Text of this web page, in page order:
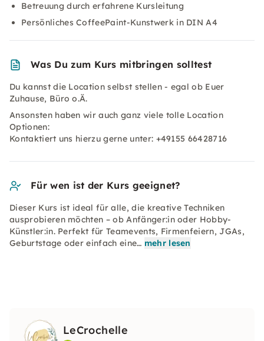
Betreuung durch erfahrene Kursleitung
Persönliches CoffeePaint-Kunstwerk in DIN A4
Was Du zum Kurs mitbringen solltest
Du kannst die Location selbst stellen - egal ob Euer
Zuhause, Büro o.Ä.
Ansonsten haben wir auch ganz viele tolle Location
Optionen:
Kontaktiert uns hierzu gerne unter: +49155 66428716
Für wen ist der Kurs geeignet?
Dieser Kurs ist ideal für alle, die kreative Techniken
ausprobieren möchten – ob Anfänger:in oder Hobby-
Künstler:in. Perfekt für Teamevents, Firmenfeiern, JGAs,
Geburtstage oder einfach eine… mehr lesen
LeCrochelle